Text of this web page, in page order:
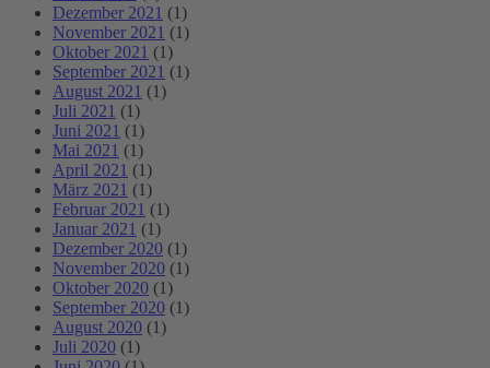
Dezember 2021 (1)
November 2021 (1)
Oktober 2021 (1)
September 2021 (1)
August 2021 (1)
Juli 2021 (1)
Juni 2021 (1)
Mai 2021 (1)
April 2021 (1)
März 2021 (1)
Februar 2021 (1)
Januar 2021 (1)
Dezember 2020 (1)
November 2020 (1)
Oktober 2020 (1)
September 2020 (1)
August 2020 (1)
Juli 2020 (1)